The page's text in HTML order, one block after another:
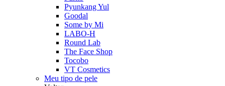
Pyunkang Yul
Goodal
Some by Mi
LABO-H
Round Lab
The Face Shop
Tocobo
VT Cosmetics
Meu tipo de pele